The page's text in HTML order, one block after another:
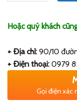
Hoặc quý khách
+ Địa chỉ: 90/10
+ Điện thoại: 0979
Gọi điện xác